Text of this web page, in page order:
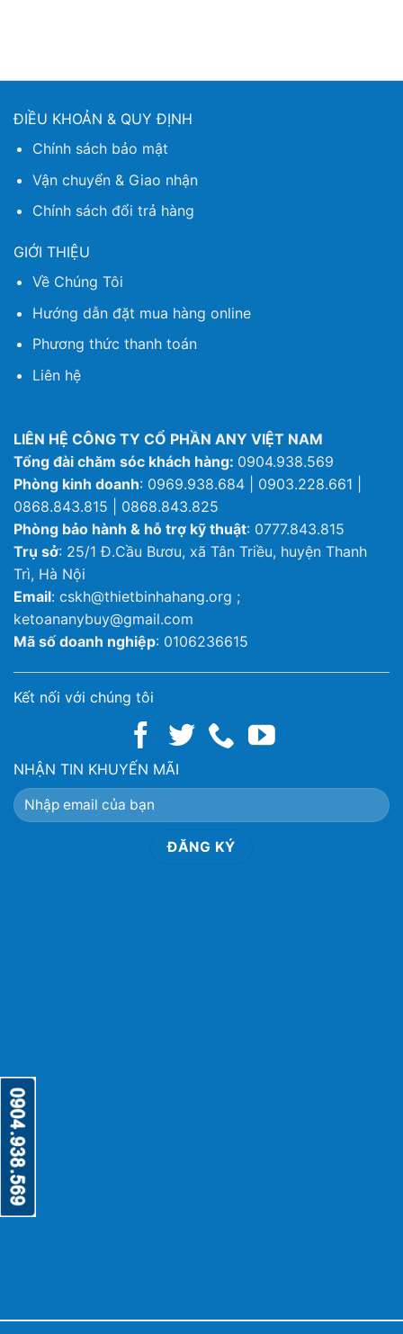
ĐIỀU KHOẢN & QUY ĐỊNH
Chính sách bảo mật
Vận chuyển & Giao nhận
Chính sách đổi trả hàng
GIỚI THIỆU
Về Chúng Tôi
Hướng dẫn đặt mua hàng online
Phương thức thanh toán
Liên hệ
LIÊN HỆ CÔNG TY CỔ PHẦN ANY VIỆT NAM
Tổng đài chăm sóc khách hàng: 0904.938.569
Phòng kinh doanh: 0969.938.684 | 0903.228.661 |
0868.843.815 | 0868.843.825
Phòng bảo hành & hỗ trợ kỹ thuật: 0777.843.815
Trụ sở: 25/1 Đ.Cầu Bươu, xã Tân Triều, huyện Thanh
Trì, Hà Nội
Email: cskh@thietbinhahang.org ;
ketoananybuy@gmail.com
Mã số doanh nghiệp: 0106236615
Kết nối với chúng tôi
NHẬN TIN KHUYẾN MÃI